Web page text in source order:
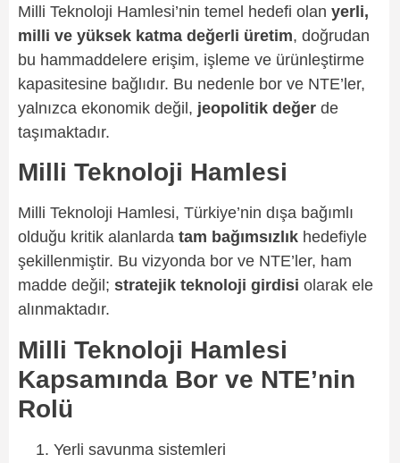
Milli Teknoloji Hamlesi’nin temel hedefi olan yerli,
milli ve yüksek katma değerli üretim, doğrudan
bu hammaddelere erişim, işleme ve ürünleştirme
kapasitesine bağlıdır. Bu nedenle bor ve NTE’ler,
yalnızca ekonomik değil, jeopolitik değer de
taşımaktadır.
Milli Teknoloji Hamlesi
Milli Teknoloji Hamlesi, Türkiye’nin dışa bağımlı
olduğu kritik alanlarda tam bağımsızlık hedefiyle
şekillenmiştir. Bu vizyonda bor ve NTE’ler, ham
madde değil; stratejik teknoloji girdisi olarak ele
alınmaktadır.
Milli Teknoloji Hamlesi
Kapsamında Bor ve NTE’nin
Rolü
Yerli savunma sistemleri